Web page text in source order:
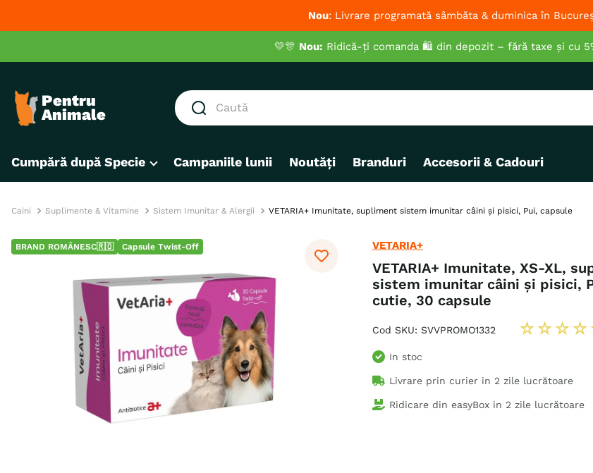
Nou: Livrare programată sâmbăta & duminica în
💛🎊 Nou: Ridică-ți comanda 🛍️ din depozit – fără taxe și cu
Caută
1. hrana umeda pisici
3. hrana uscata pisici
4.
6. hrana uscata câini
7. hypoallergenic
8
acana
9. brit caini
10. recompense caini
Cumpără după Specie Campaniile lunii Noutăți Branduri Accesorii & Cadouri
Caini Suplimente & Vitamine Sistem Imunitar & Alergii VETARIA+ Imunitate, supliment sistem imunitar câini și pisici, Pui, capsule
BRAND ROMÂNESC🇷🇴 Capsule Twist-Off VETARIA+
VETARIA+ Imunitate, XS-XL,
sistem imunitar câini și pisici,
cutie, 30 capsule
Cod SKU: SVVPROMO1332 ☆☆☆☆
In stoc
Livrare prin curier in 2 zile lucrătoare
Ridicare din easyBox in 2 zile lucrătoare